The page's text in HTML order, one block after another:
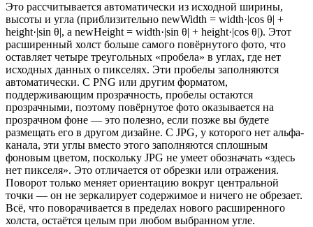
Это рассчитывается автоматически из исходной ширины,
высоты и угла (приблизительно newWidth = width·|cos θ| +
height·|sin θ|, а newHeight = width·|sin θ| + height·|cos θ|). Этот
расширенный холст больше самого повёрнутого фото, что
оставляет четыре треугольных «пробела» в углах, где нет
исходных данных о пикселях. Эти пробелы заполняются
автоматически. С PNG или другим форматом,
поддерживающим прозрачность, пробелы остаются
прозрачными, поэтому повёрнутое фото оказывается на
прозрачном фоне — это полезно, если позже вы будете
размещать его в другом дизайне. С JPG, у которого нет альфа-
канала, эти углы вместо этого заполняются сплошным
фоновым цветом, поскольку JPG не умеет обозначать «здесь
нет пикселя». Это отличается от обрезки или отражения.
Поворот только меняет ориентацию вокруг центральной
точки — он не зеркалирует содержимое и ничего не обрезает.
Всё, что поворачивается в пределах нового расширенного
холста, остаётся целым при любом выбранном угле.